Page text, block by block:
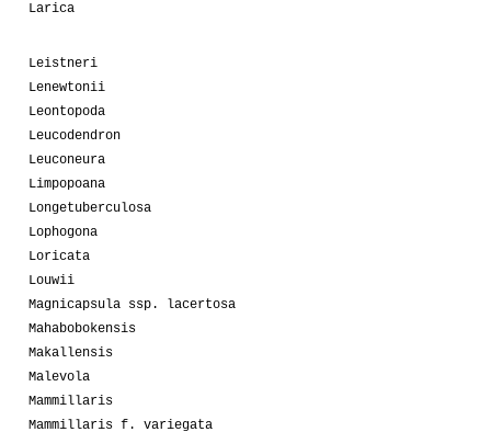
Larica
Leistneri
Lenewtonii
Leontopoda
Leucodendron
Leuconeura
Limpopoana
Longetuberculosa
Lophogona
Loricata
Louwii
Magnicapsula ssp. lacertosa
Mahabobokensis
Makallensis
Malevola
Mammillaris
Mammillaris f. variegata